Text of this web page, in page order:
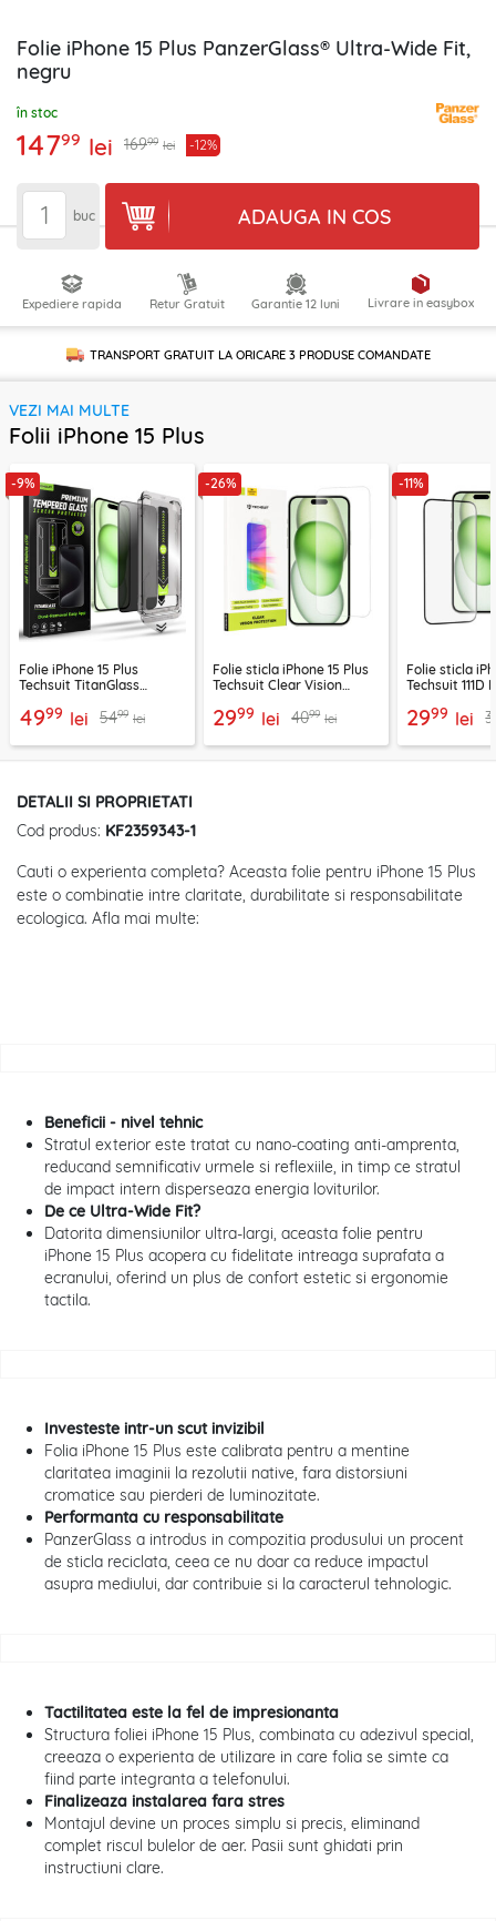
Folie iPhone 15 Plus PanzerGlass® Ultra-Wide Fit,
negru
în stoc
14799 lei 16999 lei -12%
buc ADAUGA IN COS
Expediere rapida Retur Gratuit Garantie 12 luni Livrare in easybox
TRANSPORT GRATUIT LA ORICARE 3 PRODUSECOMANDATE
VEZI MAI MULTE
Folii iPhone 15 Plus
-9%
Folie iPhone 15 Plus
Techsuit TitanGlass
4999 lei 5499 lei
-26%
Folie sticla iPhone 15 Plus
Techsuit Clear Vision
2999 lei 4099 lei
-11%
Folie sticla
Techsuit 111D
2999 lei
DETALII SI PROPRIETATI
Cod produs: KF2359343-1
Cauti o experienta completa? Aceasta folie pentru iPhone 15 Plus
este o combinatie intre claritate, durabilitate si responsabilitate
ecologica. Afla mai multe:
Beneficii - nivel tehnic
Stratul exterior este tratat cu nano-coating anti-amprenta,
reducand semnificativ urmele si reflexiile, in timp ce stratul
de impact intern disperseaza energia loviturilor.
De ce Ultra-Wide Fit?
Datorita dimensiunilor ultra-largi, aceasta folie pentru
iPhone 15 Plus acopera cu fidelitate intreaga suprafata a
ecranului, oferind un plus de confort estetic si ergonomie
tactila.
Investeste intr-un scut invizibil
Folia iPhone 15 Plus este calibrata pentru a mentine
claritatea imaginii la rezolutii native, fara distorsiuni
cromatice sau pierderi de luminozitate.
Performanta cu responsabilitate
PanzerGlass a introdus in compozitia produsului un procent
de sticla reciclata, ceea ce nu doar ca reduce impactul
asupra mediului, dar contribuie si la caracterul tehnologic.
Tactilitatea este la fel de impresionanta
Structura foliei iPhone 15 Plus, combinata cu adezivul special,
creeaza o experienta de utilizare in care folia se simte ca
fiind parte integranta a telefonului.
Finalizeaza instalarea fara stres
Montajul devine un proces simplu si precis, eliminand
complet riscul bulelor de aer. Pasii sunt ghidati prin
instructiuni clare.